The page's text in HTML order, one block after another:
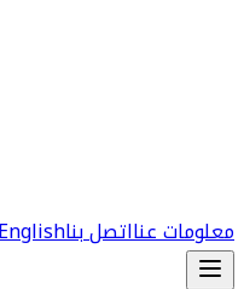
معلومات عنااتصل بنا